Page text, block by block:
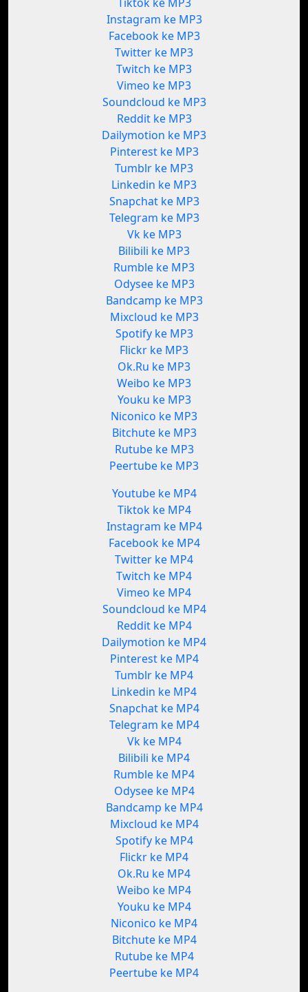
Instagram ke MP3
Facebook ke MP3
Twitter ke MP3
Twitch ke MP3
Vimeo ke MP3
Soundcloud ke MP3
Reddit ke MP3
Dailymotion ke MP3
Pinterest ke MP3
Tumblr ke MP3
Linkedin ke MP3
Snapchat ke MP3
Telegram ke MP3
Vk ke MP3
Bilibili ke MP3
Rumble ke MP3
Odysee ke MP3
Bandcamp ke MP3
Mixcloud ke MP3
Spotify ke MP3
Flickr ke MP3
Ok.Ru ke MP3
Weibo ke MP3
Youku ke MP3
Niconico ke MP3
Bitchute ke MP3
Rutube ke MP3
Peertube ke MP3
Youtube ke MP4
Tiktok ke MP4
Instagram ke MP4
Facebook ke MP4
Twitter ke MP4
Twitch ke MP4
Vimeo ke MP4
Soundcloud ke MP4
Reddit ke MP4
Dailymotion ke MP4
Pinterest ke MP4
Tumblr ke MP4
Linkedin ke MP4
Snapchat ke MP4
Telegram ke MP4
Vk ke MP4
Bilibili ke MP4
Rumble ke MP4
Odysee ke MP4
Bandcamp ke MP4
Mixcloud ke MP4
Spotify ke MP4
Flickr ke MP4
Ok.Ru ke MP4
Weibo ke MP4
Youku ke MP4
Niconico ke MP4
Bitchute ke MP4
Rutube ke MP4
Peertube ke MP4